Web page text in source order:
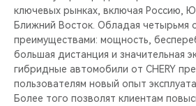
ключевых рынках, включая Россию,
Ближний Восток. Обладая четырьмя
преимуществами: мощность,
большая дистанция и значительная
гибридные автомобили от CHERY
пользователям новый опыт
Более того позволят клиентам